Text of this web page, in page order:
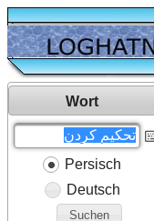
Wort
Persisch
Deutsch
Suchen